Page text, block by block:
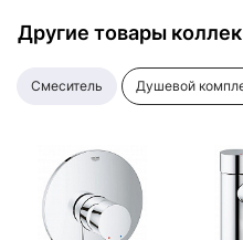
Другие товары
смеситель душевой